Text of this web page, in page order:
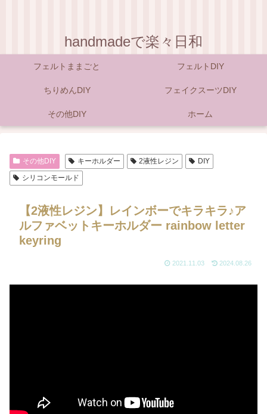
handmadeで楽々日和
フェルトままごと フェルトDIY
ちりめんDIY フェイクスーツDIY
その他DIY ホーム
その他DIY キーホルダー 2液性レジン
DIY
シリコンモールド
【2液性レジン】レインボーでキラキラ♪ア
ルファベットキーホルダー rainbow letter
keyring
2021.11.03 2024.08.26